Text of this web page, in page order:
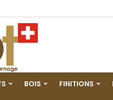
BOIS FINITIONS